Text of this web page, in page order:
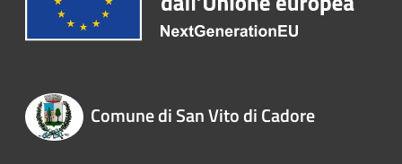
Comune di San Vito di Cadore